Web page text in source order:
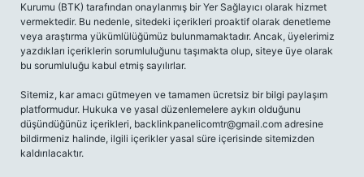
Kurumu (BTK) tarafından onaylanmış bir Yer Sağlayıcı olarak hizmet
vermektedir. Bu nedenle, sitedeki içerikleri proaktif olarak denetleme
veya araştırma yükümlülüğümüz bulunmamaktadır. Ancak, üyelerimiz
yazdıkları içeriklerin sorumluluğunu taşımakta olup, siteye üye olarak
bu sorumluluğu kabul etmiş sayılırlar.
Sitemiz, kar amacı gütmeyen ve tamamen ücretsiz bir bilgi paylaşım
platformudur. Hukuka ve yasal düzenlemelere aykırı olduğunu
düşündüğünüz içerikleri, backlinkpanelicomtr@gmail.com adresine
bildirmeniz halinde, ilgili içerikler yasal süre içerisinde sitemizden
kaldırılacaktır.